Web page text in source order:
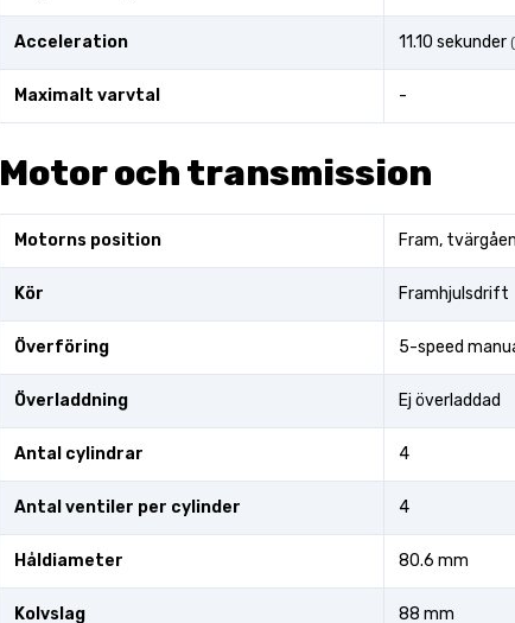
Acceleration 11.10 sekunder
Maximalt varvtal -
Motor och transmission
Motorns position Fram,
Kör Framhjulsdrift
Överföring 5-speed
Överladdning Ej överladdad
Antal cylindrar 4
Antal ventiler per cylinder 4
Håldiameter 80.6 mm
Kolvslag 88 mm